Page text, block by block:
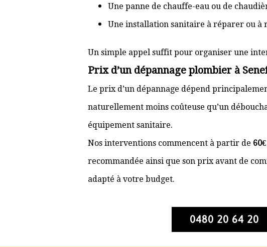
Une panne de chauffe-eau ou de
Une installation sanitaire à réparer ou à
Un simple appel suffit pour organiser une
Prix d’un dépannage plombier à
Le prix d’un dépannage dépend
naturellement moins coûteuse qu’un
équipement sanitaire.
Nos interventions commencent à partir de
recommandée ainsi que son prix avant de
adapté à votre budget.
0480 20 64 20